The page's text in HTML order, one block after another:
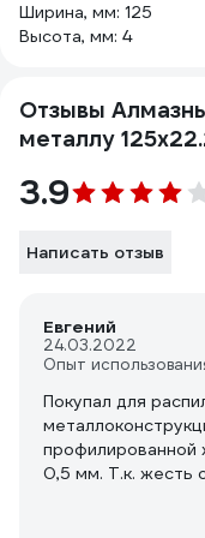
Ширина, мм: 125
Высота, мм: 4
Отзывы
металлу
3.9
Написать отзыв
Евгений
24.03.2022
Опыт
Покупал для
профилированной
0,5 мм. Т.к. жесть